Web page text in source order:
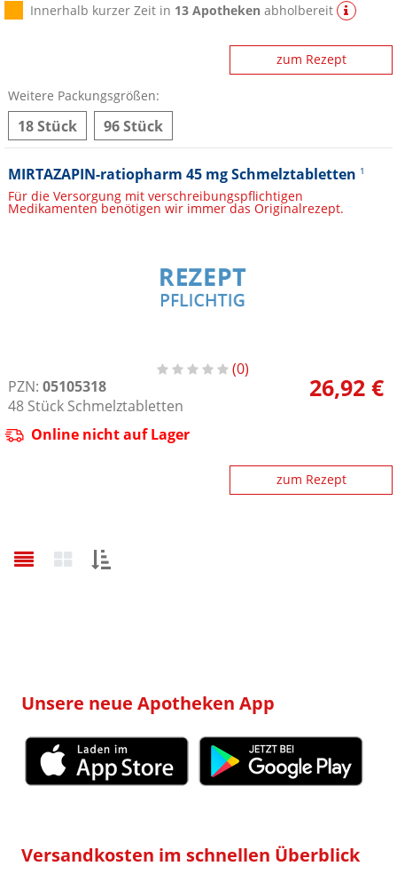
Innerhalb kurzer Zeit in 13 Apotheken abholbereit
zum Rezept
Weitere Packungsgrößen:
18 Stück 96 Stück
MIRTAZAPIN-ratiopharm 45 mg Schmelztabletten 1
Für die Versorgung mit verschreibungspflichtigen
Medikamenten benötigen wir immer das Originalrezept.
0
PZN: 05105318
48 Stück Schmelztabletten
26,92 €
Online nicht auf Lager
zum Rezept
Unsere neue Apotheken App
Versandkosten im schnellen Überblick